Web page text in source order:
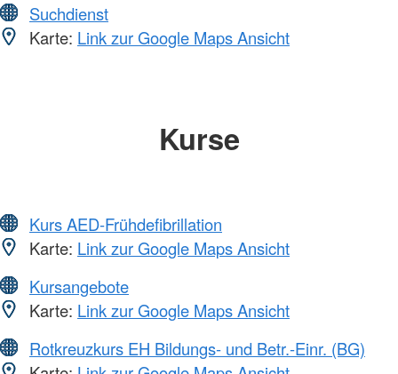
Suchdienst
Karte: Link zur Google Maps Ansicht
Kurse
Kurs AED-Frühdefibrillation
Karte: Link zur Google Maps Ansicht
Kursangebote
Karte: Link zur Google Maps Ansicht
Rotkreuzkurs EH Bildungs- und Betr.-Einr. (BG)